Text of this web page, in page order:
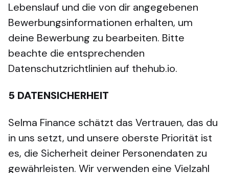
Lebenslauf und die von dir angegebenen
Bewerbungsinformationen erhalten, um
deine Bewerbung zu bearbeiten. Bitte
beachte die entsprechenden
Datenschutzrichtlinien auf thehub.io.
5 DATENSICHERHEIT
Selma Finance schätzt das Vertrauen, das du
in uns setzt, und unsere oberste Priorität ist
es, die Sicherheit deiner Personendaten zu
gewährleisten. Wir verwenden eine Vielzahl